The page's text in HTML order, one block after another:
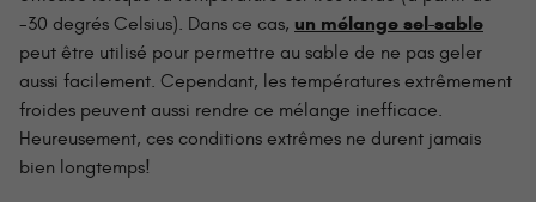
-30 degrés Celsius). Dans ce cas, un mélange sel-sable
peut être utilisé pour permettre au sable de ne pas geler
aussi facilement. Cependant, les températures extrêmement
froides peuvent aussi rendre ce mélange inefficace.
Heureusement, ces conditions extrêmes ne durent jamais
bien longtemps!